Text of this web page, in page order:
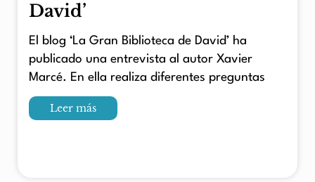
David’
El blog ‘La Gran Biblioteca de David’ ha
publicado una entrevista al autor Xavier
Marcé. En ella realiza diferentes preguntas
Leer más